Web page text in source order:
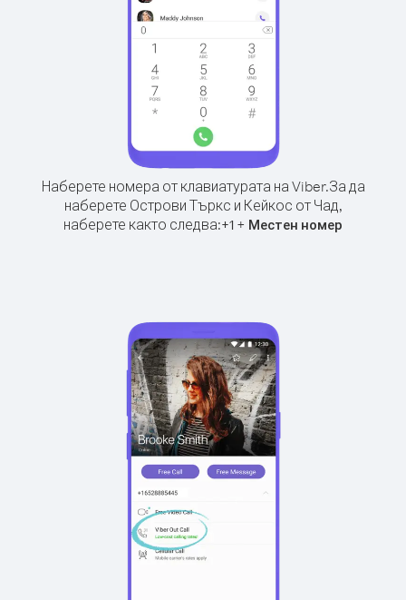
Наберете номера от клавиатурата на Viber.За да
наберете Острови Търкс и Кейкос от Чад,
наберете както следва:+1 + Местен номер